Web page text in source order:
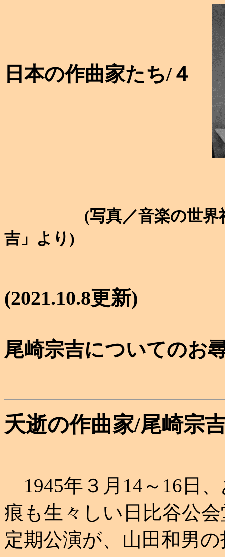
日本の作曲家たち/４
(写真／音楽の世界社・
吉」より)
(2021.10.8更新)
尾崎宗吉についてのお
夭逝の作曲家/尾崎宗
1945年３月14～16日
痕も生々しい日比谷公
定期公演が、山田和男